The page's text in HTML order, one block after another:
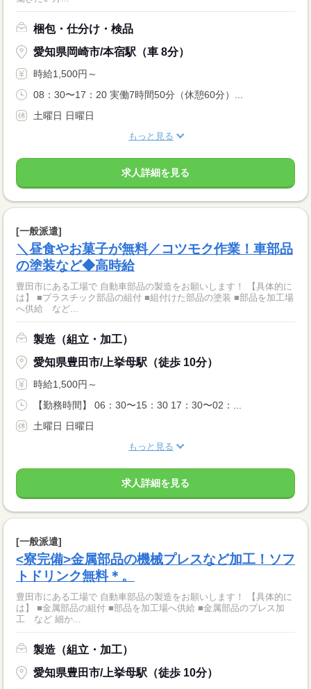
梱包・仕分け・検品
愛知県岡崎市/本宿駅（車 8分）
時給1,500円～
08：30〜17：20 実働7時間50分（休憩60分）...
土曜日 日曜日
もっと見る
求人詳細を見る
[一般派遣]
＼昼食やお菓子が無料／コツモク作業！車部品
の塗装など◆高時給
豊田市にある工場で 自動車部品の製造をお願いします！ 【具体的に
は】 ■プラスチック部品の組付 ■組付けた部品の塗装 ■部品を加工場
へ供給 など...
製造（組立・加工）
愛知県豊田市/上挙母駅（徒歩 10分）
時給1,500円～
【勤務時間】 06：30〜15：30 17：30〜02：...
土曜日 日曜日
もっと見る
求人詳細を見る
[一般派遣]
<寮完備>金属部品の機械プレスなど加工！ソフ
トドリンク無料＊。
豊田市にある工場で 自動車部品の製造をお願いします！ 【具体的に
は】 ■金属部品の組付 ■部品を加工場へ供給 ■金属部品のプレス加
工 など 細か...
製造（組立・加工）
愛知県豊田市/上挙母駅（徒歩 10分）